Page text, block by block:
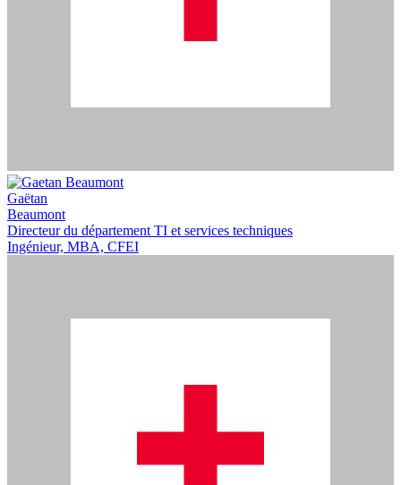
Gaëtan
Beaumont
Directeur du département TI et services techniques
Ingénieur, MBA, CFEI